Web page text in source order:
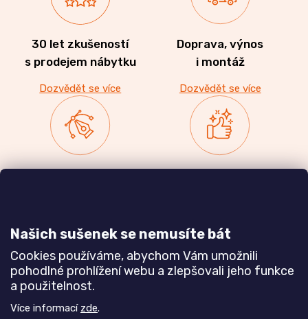
Našich sušenek se nemusíte bát
Cookies používáme, abychom Vám umožnili
pohodlné prohlížení webu a zlepšovali jeho funkce
a použitelnost.
Více informací zde.
30 let zkušeností
s prodejem nábytku
Dozvědět se více
Doprava, výnos
i montáž
Dozvědět se více
Dozvědět se více Dozvědět se více